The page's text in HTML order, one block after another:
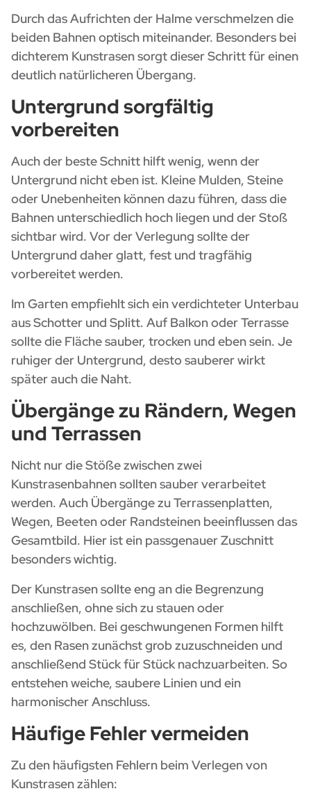
Durch das Aufrichten der Halme verschmelzen die
beiden Bahnen optisch miteinander. Besonders bei
dichterem Kunstrasen sorgt dieser Schritt für einen
deutlich natürlicheren Übergang.
Untergrund sorgfältig
vorbereiten
Auch der beste Schnitt hilft wenig, wenn der
Untergrund nicht eben ist. Kleine Mulden, Steine
oder Unebenheiten können dazu führen, dass die
Bahnen unterschiedlich hoch liegen und der Stoß
sichtbar wird. Vor der Verlegung sollte der
Untergrund daher glatt, fest und tragfähig
vorbereitet werden.
Im Garten empfiehlt sich ein verdichteter Unterbau
aus Schotter und Splitt. Auf Balkon oder Terrasse
sollte die Fläche sauber, trocken und eben sein. Je
ruhiger der Untergrund, desto sauberer wirkt
später auch die Naht.
Übergänge zu Rändern, Wegen
und Terrassen
Nicht nur die Stöße zwischen zwei
Kunstrasenbahnen sollten sauber verarbeitet
werden. Auch Übergänge zu Terrassenplatten,
Wegen, Beeten oder Randsteinen beeinflussen das
Gesamtbild. Hier ist ein passgenauer Zuschnitt
besonders wichtig.
Der Kunstrasen sollte eng an die Begrenzung
anschließen, ohne sich zu stauen oder
hochzuwölben. Bei geschwungenen Formen hilft
es, den Rasen zunächst grob zuzuschneiden und
anschließend Stück für Stück nachzuarbeiten. So
entstehen weiche, saubere Linien und ein
harmonischer Anschluss.
Häufige Fehler vermeiden
Zu den häufigsten Fehlern beim Verlegen von
Kunstrasen zählen: